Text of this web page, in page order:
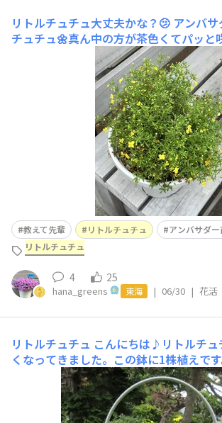
リトルチュチュ大丈夫かな？🫤 アンバ
チュチュ🌼真ん中の方が茶色くてパッと
😢イマイチなのでまた切り戻しました！
ら浅めに切りました✂️これで良いのかわ
の切り戻しが遅かったのかと思います😢
初めて育ててるので心配です💦切り戻し
をあげました！下の写真
教えて先輩 リトルチュチュ
アンバサダー
リトルチュチュ
4 25
hana_greens 東海 | 06/30 | 花活
リトルチュチュ こんにちは♪リトルチュ
くなってきました。この鉢に1株植えで
ここに居てもらいました。雨ざらしでも
な花色です💗6月8日​https://
ments/9tfy3mt2wm7o0x8d​